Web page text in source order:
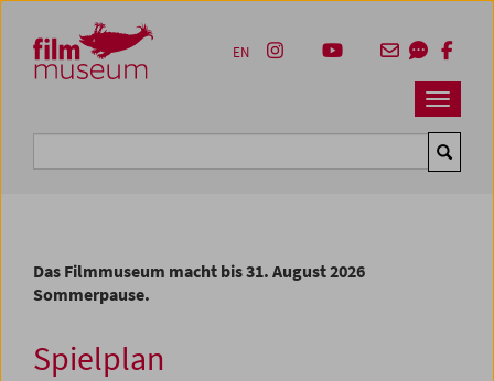
Zum Inhalt
Zum Hauptmenü
Zur Servicenavigation
Zum Suche
Navbar
EN
Das Filmmuseum macht bis 31. August 2026
Sommerpause.
Spielplan